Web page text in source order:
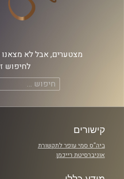
מצטערים, אבל לא מצאנו
לחיפוש
חיפוש:
קישורים
ביה"ס סמי עופר לתקשורת
אוניברסיטת רייכמן